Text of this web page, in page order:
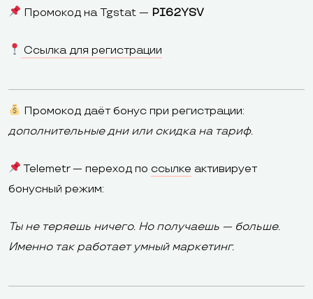
Промокод на Tgstat — PI62YSV
Ссылка для регистрации
Промокод даёт бонус при регистрации:
дополнительные дни или скидка на тариф.
Telemetr — переход по ссылке активирует
бонусный режим:
Ты не теряешь ничего. Но получаешь — больше.
Именно так работает умный маркетинг.